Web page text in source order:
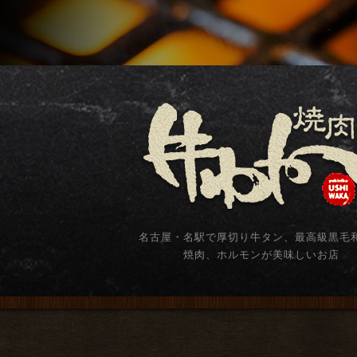
名古屋・名駅で厚切り牛タン、最高級黒毛
焼肉、ホルモンが美味しいお店